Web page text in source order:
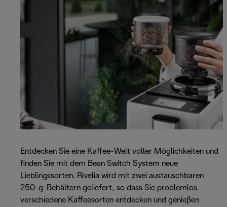
Entdecken Sie eine Kaffee-Welt voller Möglichkeiten und
finden Sie mit dem Bean Switch System neue
Lieblingssorten. Rivelia wird mit zwei austauschbaren
250-g-Behältern geliefert, so dass Sie problemlos
verschiedene Kaffeesorten entdecken und genießen